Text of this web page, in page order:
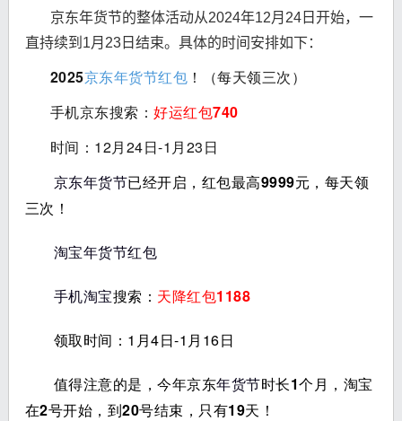
京东年货节的整体活动从2024年12月24日开始，一
直持续到1月23日结束。具体的时间安排如下：
2025京东年货节红包 ！
（每天领三次）
手机京东搜索：好运红包740
时间：12月24日-1月23日
京东年货节已经开启，红包最高9999元，每天领
三次！
淘宝年货节红包
手机淘宝搜索： 天降红包1188
领取时间：1月4日-1月16日
值得注意的是，今年京东年货节时长1个月，淘宝
在2号开始，到20号结束，只有19天！